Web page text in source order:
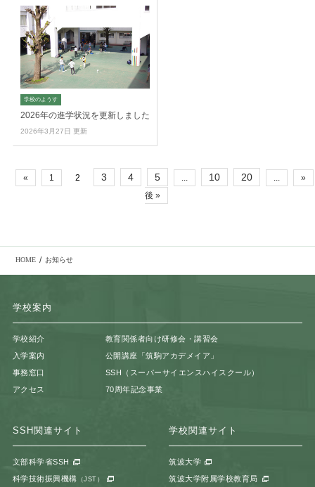
学校のようす
2026年の進学状況を更新しました
2026年3月27日 更新
« 1 2 3 4 5 10 20
»
後 »
HOME / お知らせ
学校案内
学校紹介
入学案内
事務窓口
アクセス
教育関係者向け研修会・講習会
公開講座「筑駒アカデメイア」
SSH（スーパーサイエンスハイスクール）
70周年記念事業
SSH関連サイト
文部科学省SSH
科学技術振興機構 （JST）
学校関連サイト
筑波大学
筑波大学附属学校教育局